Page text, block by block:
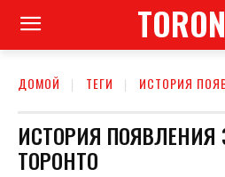
ДОМОЙ ТЕГИ ИСТОРИЯ
ИСТОРИЯ ПОЯВЛЕНИЯ
ТОРОНТО